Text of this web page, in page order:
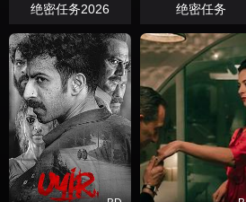
绝密任务2026 绝密任务